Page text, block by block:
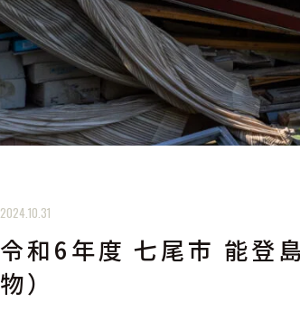
2024.10.31
令和6年度 七尾市 能登
物）